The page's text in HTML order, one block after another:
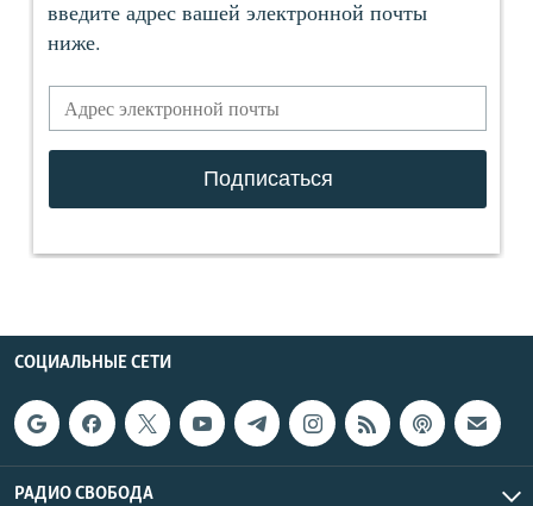
СОЦИАЛЬНЫЕ СЕТИ
РАДИО СВОБОДА